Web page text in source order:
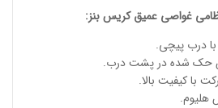
غواصی عمیقکریس بنز:
درب پیچی.
حک شده در پشت درب.
با کیفیت بالا.
هلیوم.